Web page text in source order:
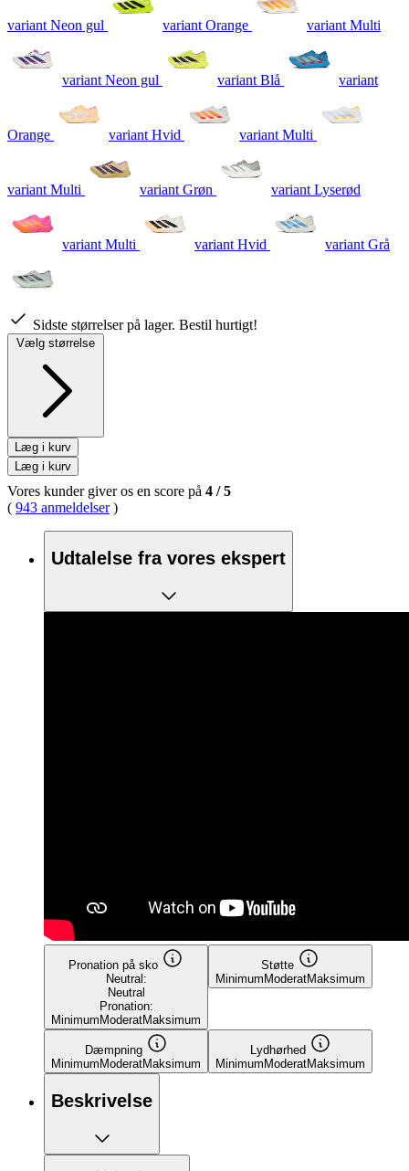
variant Neon gul variant Orange variant Multi
variant Neon gul variant Blå variant
Orange variant Hvid variant Multi
variant Multi variant Grøn variant Lyserød
variant Multi variant Hvid variant Grå
Sidste størrelser på lager. Bestil hurtigt!
Vælg størrelse
Læg i kurv
Læg i kurv
Vores kunder giver os en score på 4 /5
( 943 anmeldelser)
Udtalelse fra vores ekspert
Pronation på sko
Neutral:
Neutral
Pronation:
Minimum ModeratMaksimum
Støtte
Minimum ModeratMaksimum
Dæmpning
Minimum ModeratMaksimum
Lydhørhed
Minimum ModeratMaksimum
Beskrivelse